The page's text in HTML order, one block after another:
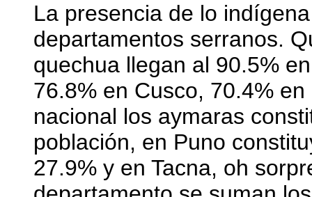
La presencia de lo
departamentos serranos.
quechua llegan al 90.5%
76.8% en Cusco, 70.4%
nacional los aymaras
población, en Puno
27.9% y en Tacna, oh